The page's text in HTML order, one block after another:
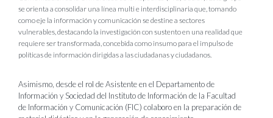
se orienta a consolidar una línea multi e interdisciplinaria que, tomando
como eje la información y comunicación se destine a sectores
vulnerables, destacando la investigación con sustento en una realidad que
requiere ser transformada, concebida como insumo para el impulso de
políticas de información dirigidas a las ciudadanas y ciudadanos.
Asimismo, desde el rol de Asistente en el Departamento de
Información y Sociedad del Instituto de Información de la Facultad
de Información y Comunicación (FIC) colaboro en la preparación de